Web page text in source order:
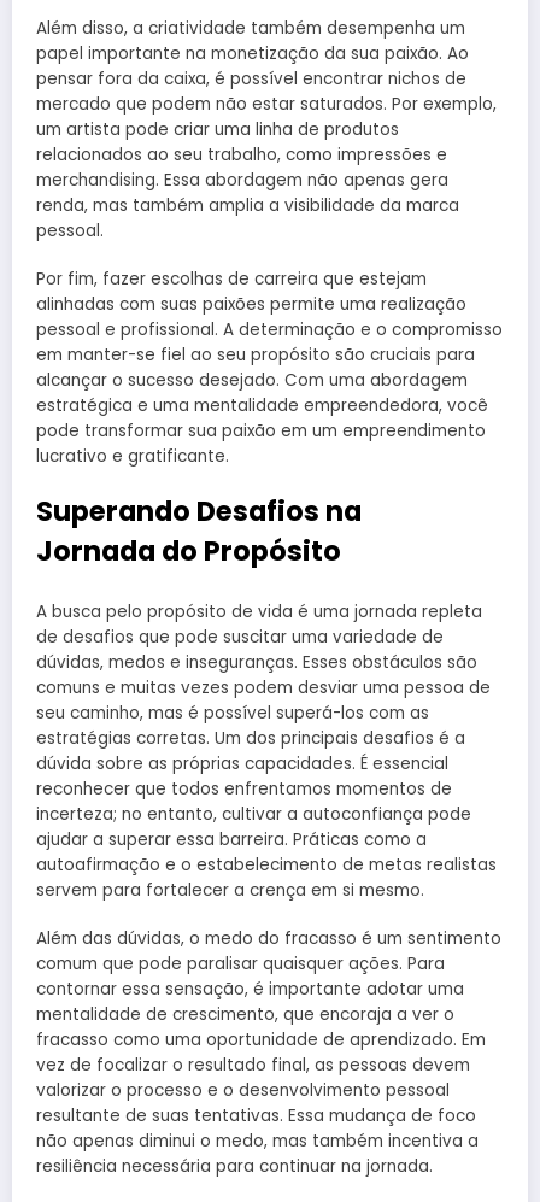
Além disso, a criatividade também desempenha um
papel importante na monetização da sua paixão. Ao
pensar fora da caixa, é possível encontrar nichos de
mercado que podem não estar saturados. Por exemplo,
um artista pode criar uma linha de produtos
relacionados ao seu trabalho, como impressões e
merchandising. Essa abordagem não apenas gera
renda, mas também amplia a visibilidade da marca
pessoal.
Por fim, fazer escolhas de carreira que estejam
alinhadas com suas paixões permite uma realização
pessoal e profissional. A determinação e o compromisso
em manter-se fiel ao seu propósito são cruciais para
alcançar o sucesso desejado. Com uma abordagem
estratégica e uma mentalidade empreendedora, você
pode transformar sua paixão em um empreendimento
lucrativo e gratificante.
Superando Desafios na
Jornada do Propósito
A busca pelo propósito de vida é uma jornada repleta
de desafios que pode suscitar uma variedade de
dúvidas, medos e inseguranças. Esses obstáculos são
comuns e muitas vezes podem desviar uma pessoa de
seu caminho, mas é possível superá-los com as
estratégias corretas. Um dos principais desafios é a
dúvida sobre as próprias capacidades. É essencial
reconhecer que todos enfrentamos momentos de
incerteza; no entanto, cultivar a autoconfiança pode
ajudar a superar essa barreira. Práticas como a
autoafirmação e o estabelecimento de metas realistas
servem para fortalecer a crença em si mesmo.
Além das dúvidas, o medo do fracasso é um sentimento
comum que pode paralisar quaisquer ações. Para
contornar essa sensação, é importante adotar uma
mentalidade de crescimento, que encoraja a ver o
fracasso como uma oportunidade de aprendizado. Em
vez de focalizar o resultado final, as pessoas devem
valorizar o processo e o desenvolvimento pessoal
resultante de suas tentativas. Essa mudança de foco
não apenas diminui o medo, mas também incentiva a
resiliência necessária para continuar na jornada.